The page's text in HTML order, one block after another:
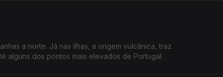
a norte. Já nas ilhas, a origem vulcânica, traz
alguns dos pontos mais elevados de Portugal.